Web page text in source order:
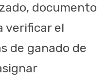
documento
verificar el
de ganado de